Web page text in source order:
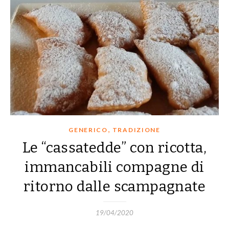
GENERICO TRADIZIONE
Le “cassatedde” con ricotta,
immancabili compagne di
ritorno dalle scampagnate
19/04/2020